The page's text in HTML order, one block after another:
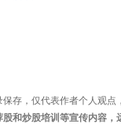
存，仅代表作者个人观
和炒股培训等宣传内容